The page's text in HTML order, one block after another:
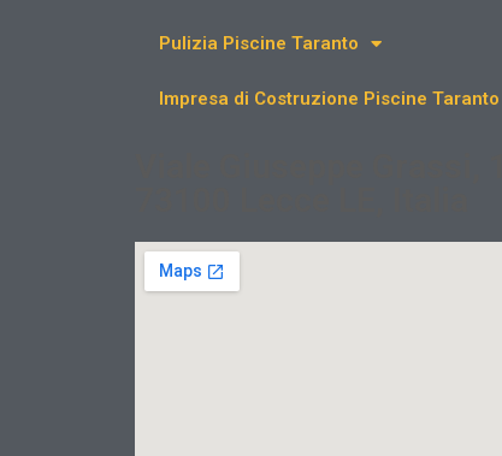
Pulizia Piscine Taranto
Impresa di Costruzione Piscine Taranto